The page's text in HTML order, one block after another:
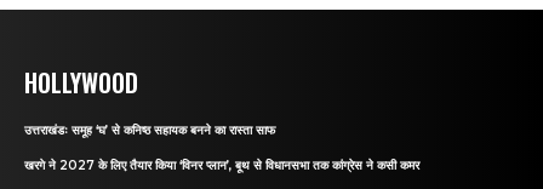
HOLLYWOOD
उत्तराखंडः समूह ‘घ’ से कनिष्ठ सहायक बनने का रास्ता साफ
खरगे ने 2027 के लिए तैयार किया ‘विनर प्लान’, बूथ से विधानसभा तक कांग्रेस ने कसी कमर